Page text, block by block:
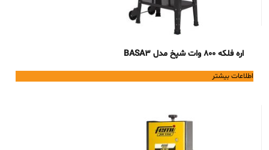
اره فلکه 800 وات شپخ مدل BASA3
اطلاعات بیشتر